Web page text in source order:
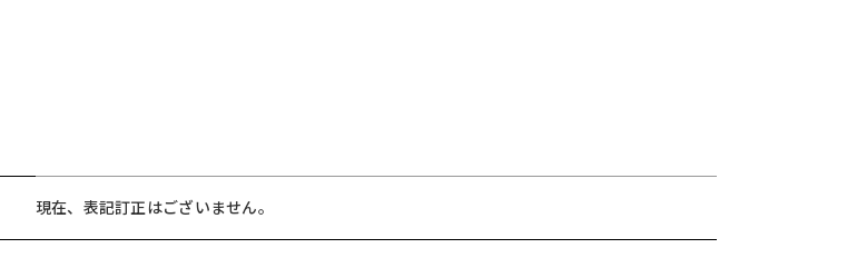
現在、表記訂正はございません。